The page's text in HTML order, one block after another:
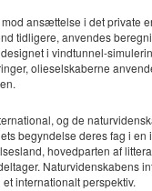
ansættelse i det private
tidligere, anvendes
i vindtunnel-
olieselskaberne
og de
begyndelse deres fag i
hovedparten af
Naturvidenskabens
internationalt perspektiv.